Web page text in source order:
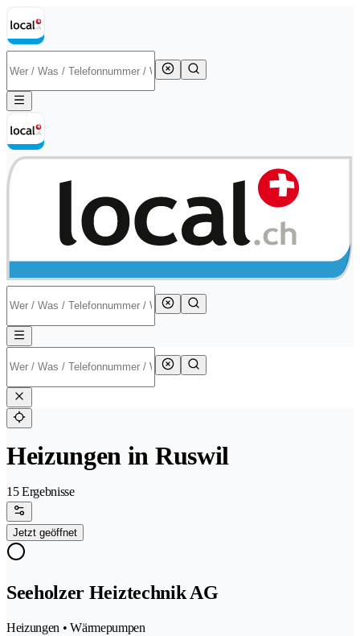
Heizungen in Ruswil
15 Ergebnisse
Jetzt geöffnet
Seeholzer Heiztechnik AG
Heizungen • Wärmepumpen